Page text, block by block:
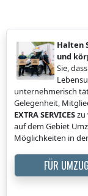
Halten
und
Sie,
unternehmerisch
Gelegenheit,
EXTRA SERVICESzu
auf dem Gebiet
Möglichkeiten in
FÜR